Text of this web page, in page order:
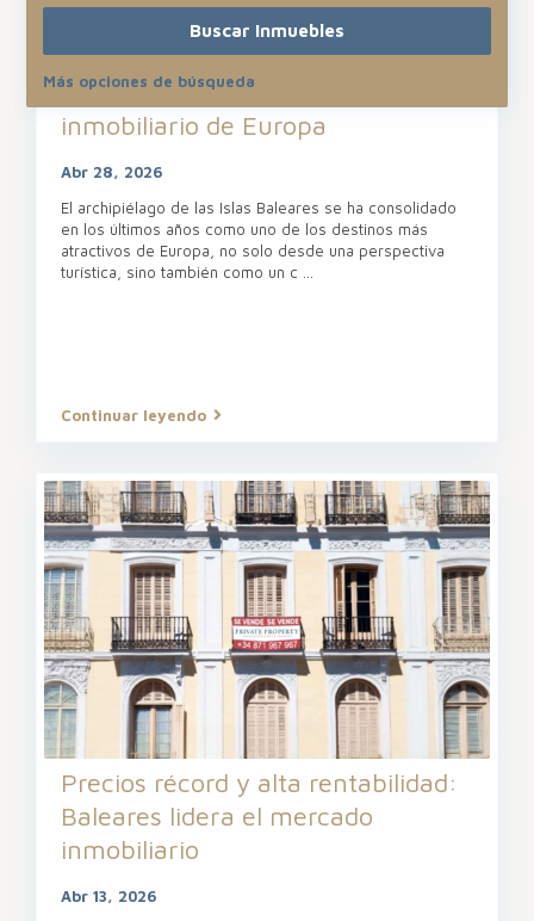
Más opciones de búsqueda
Del paraíso vacacional al refugio
inmobiliario de Europa
Abr 28, 2026
El archipiélago de las Islas Baleares se ha consolidado
en los últimos años como uno de los destinos más
atractivos de Europa, no solo desde una perspectiva
turística, sino también como un c
Continuar leyendo
Precios récord y alta rentabilidad:
Baleares lidera el mercado
inmobiliario
Abr 13, 2026